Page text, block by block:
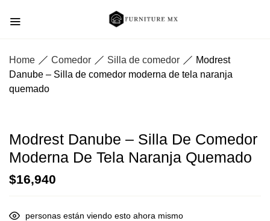
Home Comedor Silla de comedor
Modrest
Danube – Silla de comedor moderna de tela naranja
quemado
Modrest Danube – Silla De Comedor
Moderna De Tela Naranja Quemado
$16,940
personas están viendo esto ahora mismo